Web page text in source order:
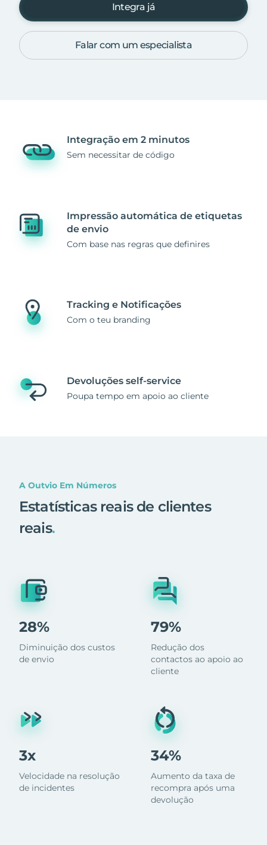
Integra já
Falar com um especialista
Integração em 2 minutos
Sem necessitar de código
Impressão automática de etiquetas
de envio
Com base nas regras que definires
Tracking e Notificações
Com o teu branding
Devoluções self-service
Poupa tempo em apoio ao cliente
A Outvio Em Números
Estatísticas reais de clientes
reais.
28%
Diminuição dos custos
de envio
3x
Velocidade na resolução
de incidentes
79%
Redução dos
contactos ao apoio ao
cliente
34%
Aumento da taxa de
recompra após uma
devolução